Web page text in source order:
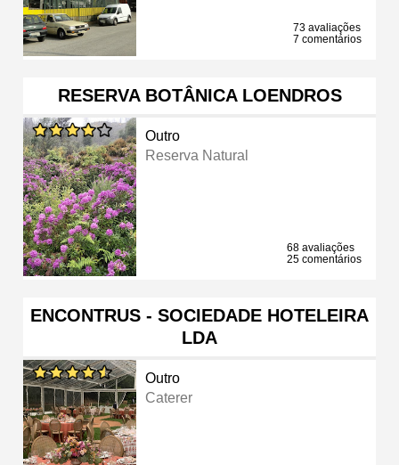
73 avaliações
7 comentários
RESERVA BOTÂNICA LOENDROS
Outro
Reserva Natural
68 avaliações
25 comentários
ENCONTRUS - SOCIEDADE HOTELEIRA
LDA
Outro
Caterer